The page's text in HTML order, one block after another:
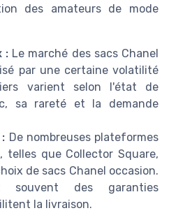
des amateurs de mode
:Le marché des sacs Chanel
par une certaine volatilité
varient selon l'état de
sa rareté et la demande
De nombreuses plateformes
telles que Collector Square,
de sacs Chanel occasion.
souvent des garanties
la livraison.